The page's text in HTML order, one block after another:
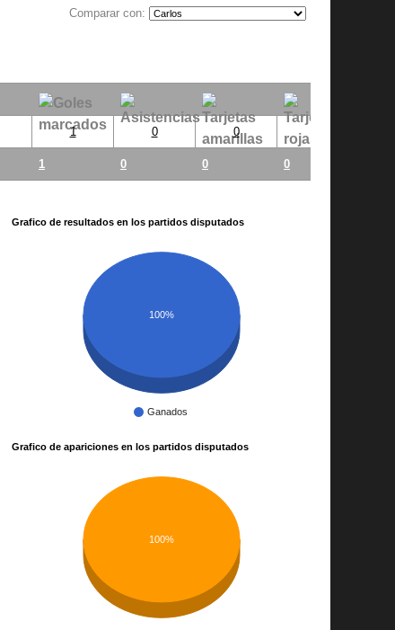
Comparar con:
1 0 0
1 0 0 0
Grafico de resultados en los partidos disputados
Ganados
100%
Grafico de apariciones en los partidos disputados
100%